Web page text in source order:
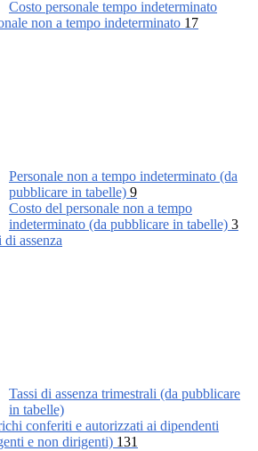
Costo personale tempo indeterminato
non a tempo indeterminato 17
Personale non a tempo indeterminato (da
pubblicare in tabelle) 9
Costo del personale non a tempo
indeterminato (da pubblicare in tabelle) 3
di assenza
Tassi di assenza trimestrali (da pubblicare
in tabelle)
conferiti e autorizzati ai dipendenti
e non dirigenti) 131